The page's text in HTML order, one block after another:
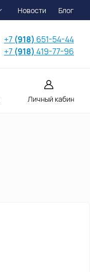
Новости Блог
+7 (918) 651-54-44
+7 (918) 419-77-96
Личный кабинет